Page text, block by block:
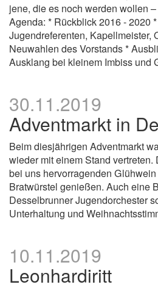
jene, die es noch werden wollen
Agenda: * Rückblick 2016 - 2020
Jugendreferenten, Kapellmeister,
Neuwahlen des Vorstands *
Ausklang bei kleinem Imbiss und
30.11.2019
Adventmarkt in
Beim diesjährigen Adventmarkt
wieder mit einem Stand vertreten.
bei uns hervorragenden
Bratwürstel genießen. Auch eine
Desselbrunner Jugendorchester
Unterhaltung und
10.11.2019
Leonhardiritt